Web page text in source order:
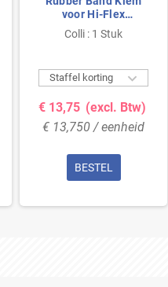
voor Hi-Flex
Ophangsysteem -
Geel - 83mm
Colli : 1 Stuk
Staffel korting 
€ 13,75 (excl. Btw)
€ 13,750 / eenheid
BESTEL